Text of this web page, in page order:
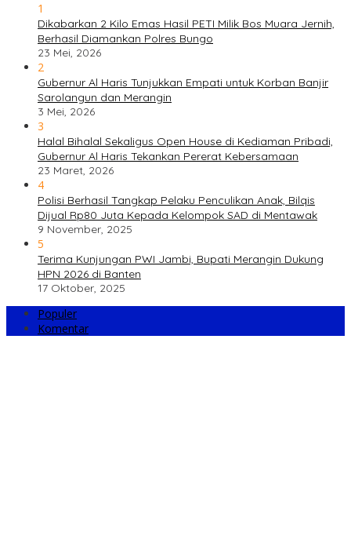
1
Dikabarkan 2 Kilo Emas Hasil PETI Milik Bos Muara Jernih,
Berhasil Diamankan Polres Bungo
23 Mei, 2026
2
Gubernur Al Haris Tunjukkan Empati untuk Korban Banjir
Sarolangun dan Merangin
3 Mei, 2026
3
Halal Bihalal Sekaligus Open House di Kediaman Pribadi,
Gubernur Al Haris Tekankan Pererat Kebersamaan
23 Maret, 2026
4
Polisi Berhasil Tangkap Pelaku Penculikan Anak, Bilqis
Dijual Rp80 Juta Kepada Kelompok SAD di Mentawak
9 November, 2025
5
Terima Kunjungan PWI Jambi, Bupati Merangin Dukung
HPN 2026 di Banten
17 Oktober, 2025
Populer
Komentar